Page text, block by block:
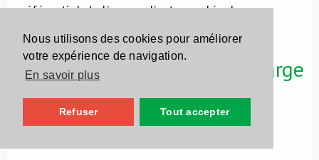
Nous utilisons des cookies pour améliorer
votre expérience de navigation.
En savoir plus
Refuser Tout accepter
préférentiel de l’une ou l’autre molécule pour
Tableau-résumé : Prise en charge
de la FA chez le patient âgé
proposée par l'article BMJ